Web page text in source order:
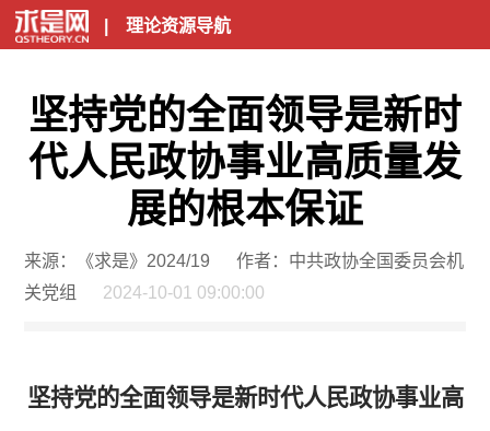
| 理论资源导航
坚持党的全面领导是新时
代人民政协事业高质量发
展的根本保证
来源：《求是》2024/19
作者：中共政协全国委员会机
关党组
2024-10-01 09:00:00
坚持党的全面领导是新时代人民政协事业高